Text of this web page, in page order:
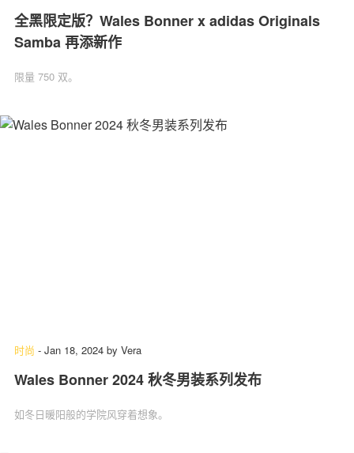
全黑限定版？Wales Bonner x adidas Originals
Samba 再添新作
限量 750 双。
时尚 - Jan 18, 2024 by Vera
Wales Bonner 2024 秋冬男装系列发布
如冬日暖阳般的学院风穿着想象。